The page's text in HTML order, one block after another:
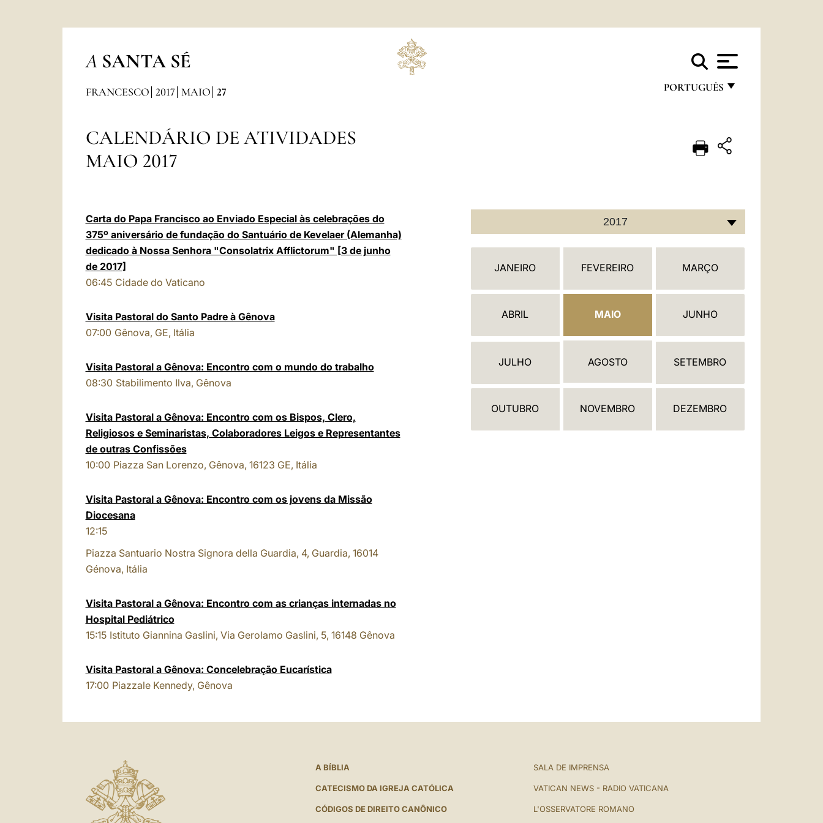
A SANTA SÉ
PORTUGUÊS
ITALIANO
ESPAÑOL
FRANCESCO 2017 MAIO 27
CALENDÁRIO DE ATIVIDADES
MAIO 2017
Carta do Papa Francisco ao Enviado Especial às celebrações do
375º aniversário de fundação do Santuário de Kevelaer (Alemanha)
dedicado à Nossa Senhora "Consolatrix Afflictorum" [3 de junho
de 2017]
06:45 Cidade do Vaticano
Visita Pastoral do Santo Padre à Gênova
07:00 Gênova, GE, Itália
Visita Pastoral a Gênova: Encontro com o mundo do trabalho
08:30 Stabilimento Ilva, Gênova
Visita Pastoral a Gênova: Encontro com os Bispos, Clero,
Religiosos e Seminaristas, Colaboradores Leigos e Representantes
de outras Confissões
10:00 Piazza San Lorenzo, Gênova, 16123 GE, Itália
Visita Pastoral a Gênova: Encontro com os jovens da Missão
Diocesana
12:15
Piazza Santuario Nostra Signora della Guardia, 4, Guardia, 16014
Génova, Itália
Visita Pastoral a Gênova: Encontro com as crianças internadas no
Hospital Pediátrico
15:15 Istituto Giannina Gaslini, Via Gerolamo Gaslini, 5, 16148 Gênova
Visita Pastoral a Gênova: Concelebração Eucarística
17:00 Piazzale Kennedy, Gênova
2017
N
Á
JANEIRO FEVEREIRO MARÇO
ABRIL MAIO JUNHO
JULHO AGOSTO SETEMBRO
OUTUBRO NOVEMBRO DEZEMBRO
A BÍBLIA
CATECISMO DA IGREJA CATÓLICA
CÓDIGOS DE DIREITO CANÔNICO
SALA DE IMPRENSA
VATICAN NEWS - RADIO VATICANA
L'OSSERVATORE ROMANO